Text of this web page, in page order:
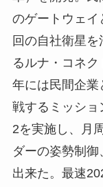
のゲートウェイ
回の自社衛星
るルナ・コネ
年には民間企
戦するミッショ
2を実施し、月
ダーの姿勢制
出来た。最速